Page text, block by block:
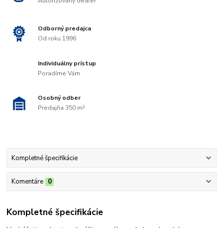
Odborný predajca
Od roku 1996
Individuálny prístup
Poradíme Vám
Osobný odber
Predajňa 350 m²
Kompletné špecifikácie
Komentáre 0
Kompletné špecifikácie